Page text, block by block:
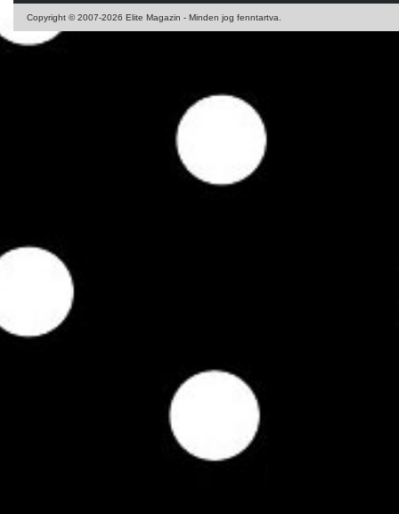
Copyright © 2007-2026 Elite Magazin - Minden jog fenntartva.